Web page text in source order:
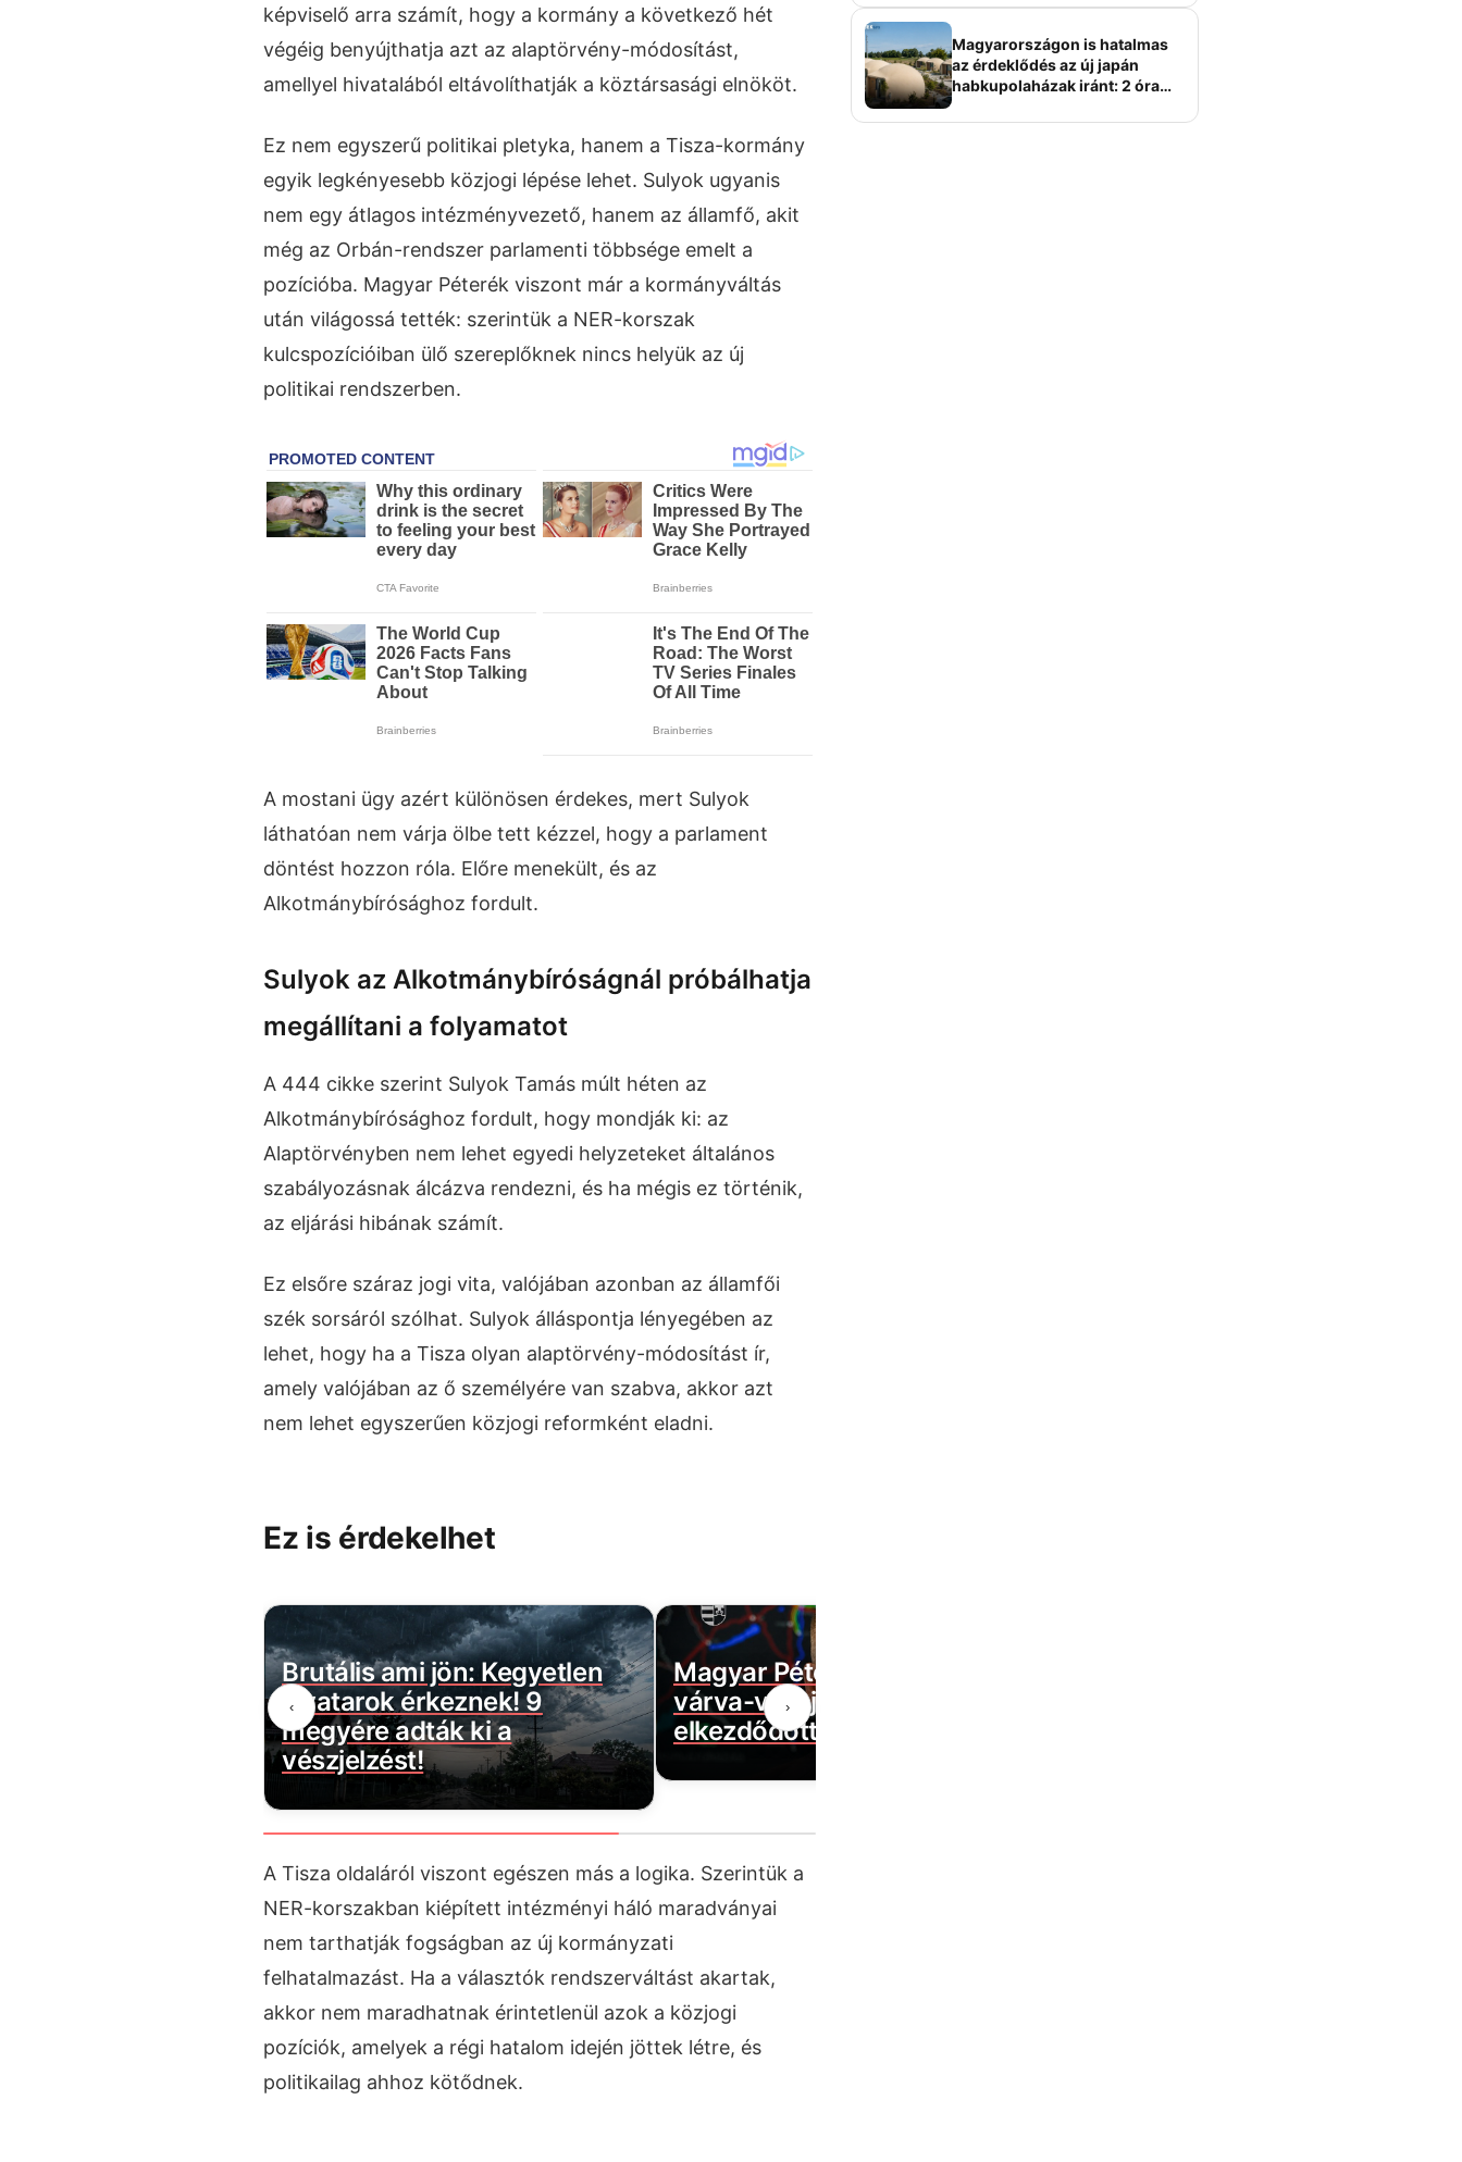
képviselő arra számít, hogy a kormány a következő hét
végéig benyújthatja azt az alaptörvény-módosítást,
amellyel hivatalából eltávolíthatják a köztársasági elnököt.
Ez nem egyszerű politikai pletyka, hanem a Tisza-kormány
egyik legkényesebb közjogi lépése lehet. Sulyok ugyanis
nem egy átlagos intézményvezető, hanem az államfő, akit
még az Orbán-rendszer parlamenti többsége emelt a
pozícióba. Magyar Péterék viszont már a kormányváltás
után világossá tették: szerintük a NER-korszak
kulcspozícióiban ülő szereplőknek nincs helyük az új
politikai rendszerben.
A mostani ügy azért különösen érdekes, mert Sulyok
láthatóan nem várja ölbe tett kézzel, hogy a parlament
döntést hozzon róla. Előre menekült, és az
Alkotmánybírósághoz fordult.
Sulyok az Alkotmánybíróságnál próbálhatja
megállítani a folyamatot
A 444 cikke szerint Sulyok Tamás múlt héten az
Alkotmánybírósághoz fordult, hogy mondják ki: az
Alaptörvényben nem lehet egyedi helyzeteket általános
szabályozásnak álcázva rendezni, és ha mégis ez történik,
az eljárási hibának számít.
Ez elsőre száraz jogi vita, valójában azonban az államfői
szék sorsáról szólhat. Sulyok álláspontja lényegében az
lehet, hogy ha a Tisza olyan alaptörvény-módosítást ír,
amely valójában az ő személyére van szabva, akkor azt
nem lehet egyszerűen közjogi reformként eladni.
Ez is érdekelhet
‹
Brutális ami jön: Kegyetlen
zivatarok érkeznek! 9
megyére adták ki a
vészjelzést!
Magyar Péter bejelentette a
várva-várt jó hírt! Végre
elkezdődött…
›
A Tisza oldaláról viszont egészen más a logika. Szerintük a
NER-korszakban kiépített intézményi háló maradványai
nem tarthatják fogságban az új kormányzati
felhatalmazást. Ha a választók rendszerváltást akartak,
akkor nem maradhatnak érintetlenül azok a közjogi
pozíciók, amelyek a régi hatalom idején jöttek létre, és
politikailag ahhoz kötődnek.
Magyarországon is hatalmas
az érdeklődés az új japán
habkupolaházak iránt: 2 óra
elképesztő áron hirdetik őket